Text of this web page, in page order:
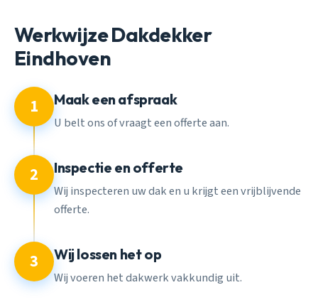
Werkwijze Dakdekker
Eindhoven
1 Maak een afspraak
U belt ons of vraagt een offerte aan.
2 Inspectie en offerte
Wij inspecteren uw dak en u krijgt een vrijblijvende
offerte.
3 Wij lossen het op
Wij voeren het dakwerk vakkundig uit.